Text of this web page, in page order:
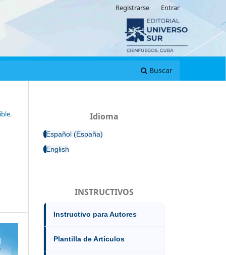
Buscar
Registrarse Entrar
Idioma
Español (España)
English
INSTRUCTIVOS
Instructivo para Autores
Plantilla de Artículos